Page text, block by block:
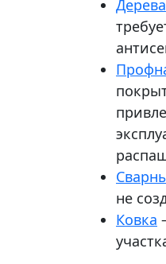
Дерева
не
Ковка